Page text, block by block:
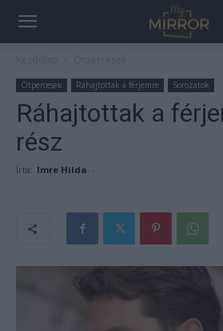
Ötpercesek Ráhajtottak a férjemre Sorozatok
Ráhajtottak a
rész
Írta: Imre Hilda -